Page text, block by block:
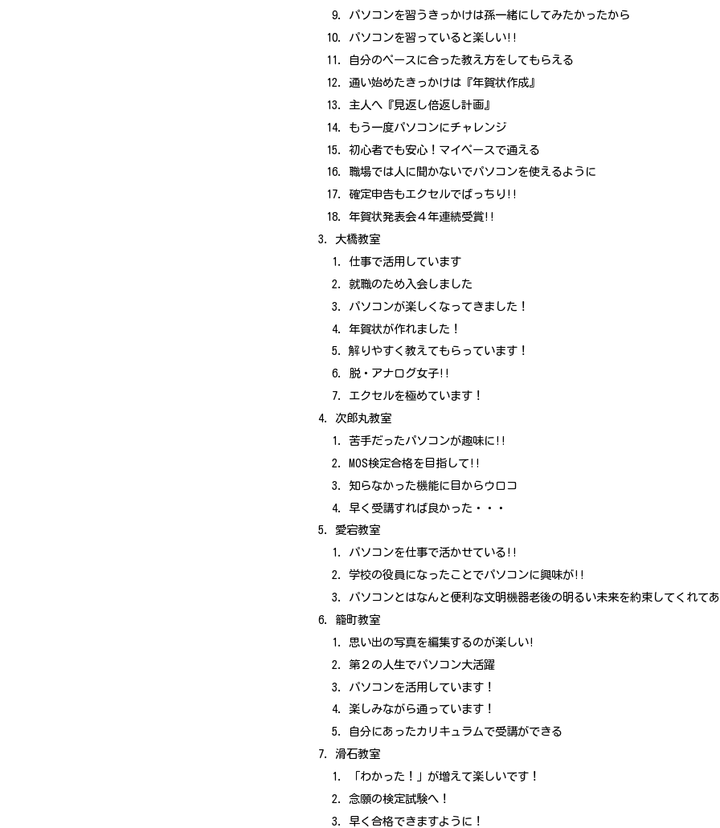
パソコンを習うきっかけは孫一緒にしてみたかったから
パソコンを習っていると楽しい!!
自分のペースに合った教え方をしてもらえる
通い始めたきっかけは『年賀状作成』
主人へ『見返し倍返し計画』
もう一度パソコンにチャレンジ
初心者でも安心！マイペースで通える
職場では人に聞かないでパソコンを使えるように
確定申告もエクセルでばっちり!!
年賀状発表会４年連続受賞!!
大橋教室
仕事で活用しています
就職のため入会しました
パソコンが楽しくなってきました！
年賀状が作れました！
解りやすく教えてもらっています！
脱・アナログ女子!!
エクセルを極めています！
次郎丸教室
苦手だったパソコンが趣味に!!
MOS検定合格を目指して!!
知らなかった機能に目からウロコ
早く受講すれば良かった・・・
愛宕教室
パソコンを仕事で活かせている!!
学校の役員になったことでパソコンに興味が!!
パソコンとはなんと便利な文明機器老後の明るい未来を約束してくれて
籠町教室
思い出の写真を編集するのが楽しい!
第２の人生でパソコン大活躍
パソコンを活用しています！
楽しみながら通っています！
自分にあったカリキュラムで受講ができる
滑石教室
「わかった！」が増えて楽しいです！
念願の検定試験へ！
早く合格できますように！